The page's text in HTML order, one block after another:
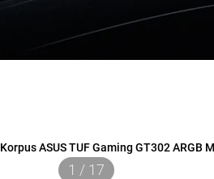
Korpus ASUS TUF Gaming GT302
1 / 17